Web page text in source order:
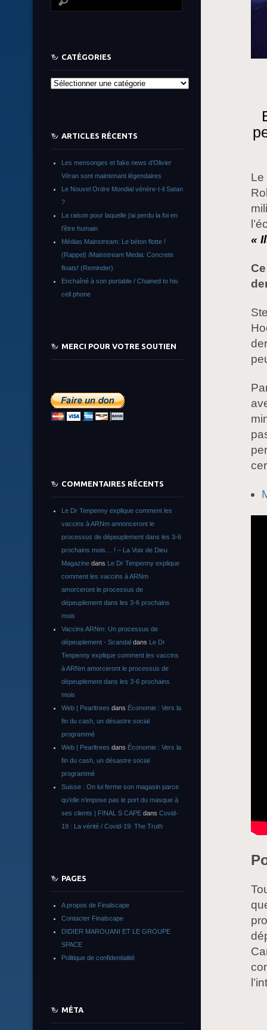
Le
«
CATÉGORIES
Catégories
ARTICLES RÉCENTS
Les mensonges et fake news d’Olivier
Véran sont maintenant légendaires
Le Nouvel Ordre Mondial vénère-t-il Satan
?
La raison pour laquelle j’ai perdu la foi en
l’être humain
Médias Mainstream: Le béton flotte !
(Rappel) /Mainstream Media: Concrete
floats! (Reminder)
Enchaîné à son portable / Chained to his
cell phone
MERCI POUR VOTRE SOUTIEN
COMMENTAIRES RÉCENTS
Le Dr Tenpenny explique comment les
vaccins à ARNm annonceront le
processus de dépeuplement dans les 3-6
prochains mois… ! – La Voix de Dieu
Magazine dans Le Dr Tenpenny explique
comment les vaccins à ARNm
amorceront le processus de
dépeuplement dans les 3-6 prochains
mois
Vaccins ARNm: Un processus de
dépeuplement - Scandal dans Le Dr
Tenpenny explique comment les vaccins
à ARNm amorceront le processus de
dépeuplement dans les 3-6 prochains
mois
Web | Pearltrees dans Économie : Vers la
fin du cash, un désastre social
programmé
Web | Pearltrees dans Économie : Vers la
fin du cash, un désastre social
programmé
Suisse : On lui ferme son magasin parce
qu’elle n’impose pas le port du masque à
ses clients | FINAL S CAPE dans Covid-
19 : La vérité / Covid-19: The Truth
PAGES
A propos de Finalscape
Contacter Finalscape
DIDIER MAROUANI ET LE GROUPE
SPACE
Politique de confidentialité
MÉTA